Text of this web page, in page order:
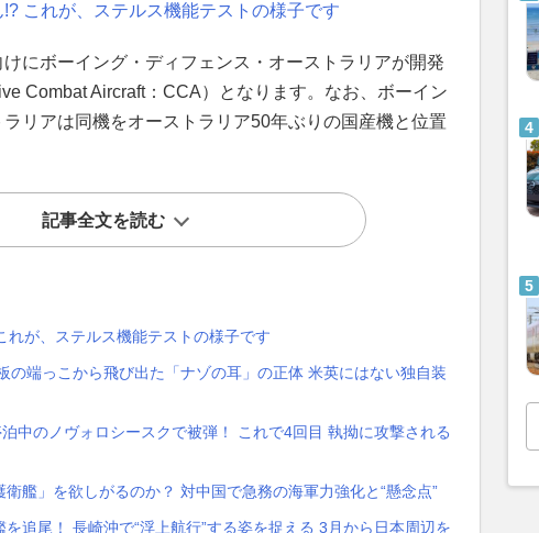
!? これが、ステルス機能テストの様子です
にボーイング・ディフェンス・オーストラリアが開発
Combat Aircraft：CCA）となります。なお、ボーイン
リアは同機をオーストラリア50年ぶりの国産機と位置
記事全文を読む
れが、ステルス機能テストの様子です
の端っこから飛び出た「ナゾの耳」の正体 米英にはない独自装
中のノヴォロシースクで被弾！ これで4回目 執拗に攻撃される
艦」を欲しがるのか？ 対中国で急務の海軍力強化と“懸念点”
追尾！ 長崎沖で“浮上航行”する姿を捉える 3月から日本周辺を